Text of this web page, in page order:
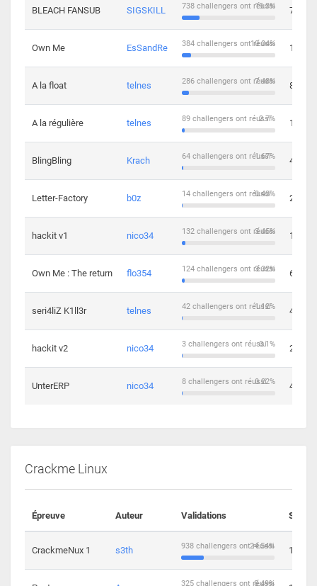
BLEACH FANSUB SIGSKILL 19.3%
738 challengers ont réussi 7
Own Me EsSandRe 10.04%
384 challengers ont réussi 13
A la float telnes 7.48%
286 challengers ont réussi 8
A la régulière telnes 2.7%
89 challengers ont réussi 10
BlingBling Krach 1.67%
64 challengers ont réussi 4
Letter-Factory b0z 0.43%
14 challengers ont réussi 2
hackit v1 nico34 3.45%
132 challengers ont réussi 12
Own Me : The return flo354 3.32%
124 challengers ont réussi 6
seri4liZ K1ll3r telnes 1.12%
42 challengers ont réussi 4
hackit v2 nico34 0.1%
3 challengers ont réussi 2
UnterERP nico34 0.22%
8 challengers ont réussi 4
Crackme Linux
Épreuve Auteur Validations
CrackmeNux 1 s3th 24.54%
938 challengers ont réussi 14
8.49%
325 challengers ont réussi